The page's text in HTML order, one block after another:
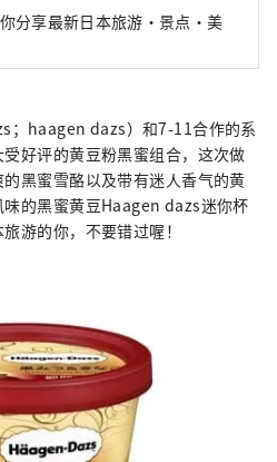
分享最新日本旅游・景点・美
；haagen dazs）和7-11合作的系
好评的黄豆粉黑蜜组合，这次做
黑蜜雪酪以及带有迷人香气的黄
的黑蜜黄豆Haagen dazs迷你杯
游的你，不要错过喔！